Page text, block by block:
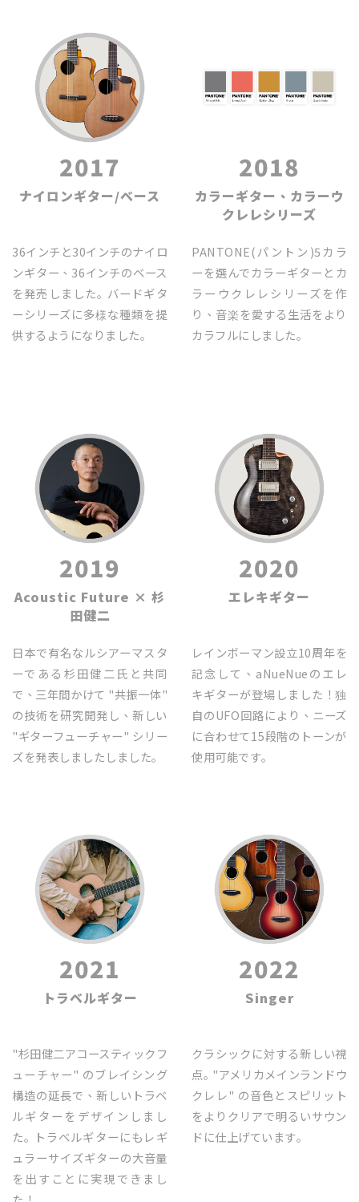
2017
ナイロンギター/ベース
36インチと30インチのナイロ
ンギター、36インチのベース
を発売しました｡ バードギタ
ーシリーズに多様な種類を提
供するようになりました｡
2018
カラーギター、カラーウ
クレレシリーズ
PANTONE(パントン)5カラ
ーを選んでカラーギターとカ
ラーウクレレシリーズを作
り、音楽を愛する生活をより
カラフルにしました｡
2019
Acoustic Future × 杉
田健二
日本で有名なルシアーマスタ
ーである杉田健二氏と共同
で、三年間かけて "共振一体"
の技術を研究開発し、新しい
"ギターフューチャー" シリー
ズを発表しましたしました｡
2020
エレキギター
レインボーマン設立10周年を
記念して、aNueNueのエレ
キギターが登場しました！独
自のUFO回路により、ニーズ
に合わせて15段階のトーンが
使用可能です｡
2021
トラベルギター
"杉田健二アコースティックフ
ューチャー" のブレイシング
構造の延長で、新しいトラベ
ルギターをデザインしまし
た｡ トラベルギターにもレギ
ュラーサイズギターの大音量
を出すことに実現できまし
2022
Singer
クラシックに対する新しい視
点｡ "アメリカメインランドウ
クレレ" の音色とスピリット
をよりクリアで明るいサウン
ドに仕上げています｡